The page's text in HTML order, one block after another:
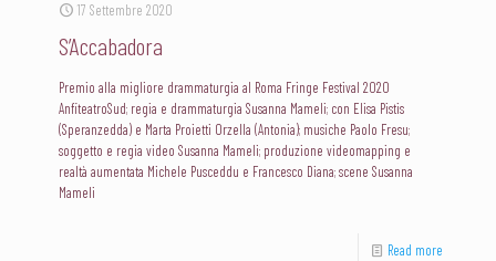
17 Settembre 2020
S’Accabadora
Premio alla migliore drammaturgia al Roma Fringe Festival 2020
AnfiteatroSud; regia e drammaturgia Susanna Mameli; con Elisa Pistis
(Speranzedda) e Marta Proietti Orzella (Antonia); musiche Paolo Fresu;
soggetto e regia video Susanna Mameli; produzione videomapping e
realtà aumentata Michele Pusceddu e Francesco Diana; scene Susanna
Mameli
Read more